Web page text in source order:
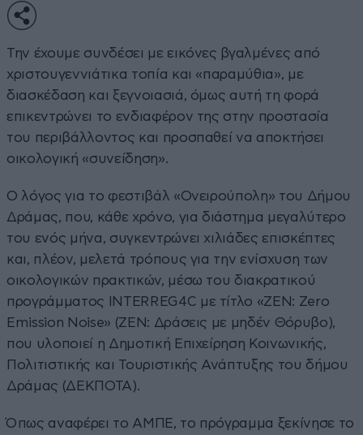
Την έχουμε συνδέσει με εικόνες βγαλμένες από
χριστουγεννιάτικα τοπία και «παραμύθια», με
διασκέδαση και ξεγνοιασιά, όμως αυτή τη φορά
επικεντρώνει το ενδιαφέρον της στην προστασία
του περιβάλλοντος και προσπαθεί να αποκτήσει
οικολογική «συνείδηση».
Ο λόγος για το φεστιβάλ «Ονειρούπολη» του Δήμου
Δράμας, που, κάθε χρόνο, για διάστημα μεγαλύτερο
του ενός μήνα, συγκεντρώνει χιλιάδες επισκέπτες
και, πλέον, μελετά τρόπους για την ενίσχυση των
οικολογικών πρακτικών, μέσω του διακρατικού
προγράμματος INTERREG4C με τίτλο «ZEN: Zero
Emission Noise» (ΖΕΝ: Δράσεις με μηδέν Θόρυβο),
που υλοποιεί η Δημοτική Επιχείρηση Κοινωνικής,
Πολιτιστικής και Τουριστικής Ανάπτυξης του δήμου
Δράμας (ΔΕΚΠΟΤΑ).
Όπως αναφέρει το ΑΜΠΕ, το πρόγραμμα ξεκίνησε το